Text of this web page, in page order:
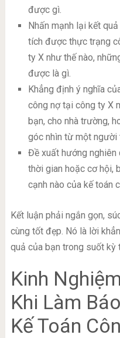
được gì.
Nhấn mạnh lại kết
tích được thực trạng
ty X như thế nào,
được là gì.
Khẳng định ý nghĩa
công nợ tại công ty X
bạn, cho nhà trường,
góc nhìn từ một người
Đề xuất hướng nghiên
thời gian hoặc cơ hội,
cạnh nào của kế toán
Kết luận phải ngắn gọn,
cùng tốt đẹp. Nó là lời
quả của bạn trong suốt kỳ
Kinh
Khi Làm
Kế Toán